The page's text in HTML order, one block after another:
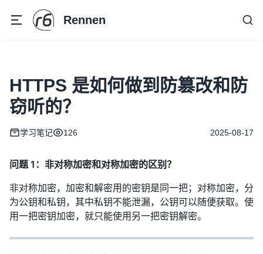
Rennen
HTTPS 是如何做到防篡改和防
窃听的？
学习笔记 126 2025-08-17
问题 1：非对称加密和对称加密的区别？
非对称加密，加密和解密用的密钥是同一把；对称加密，分
为公钥和私钥，其中私钥不能泄漏，公钥可以随便获取。使
用一把密钥加密，就只能使用另一把密钥解密。